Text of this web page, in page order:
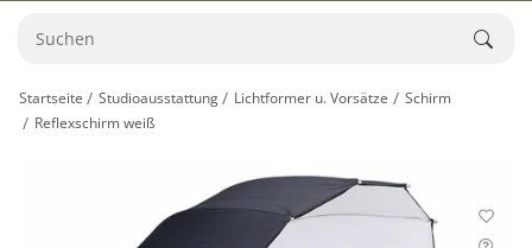
Startseite Studioausstattung Lichtformer u. Vorsätze
Schirm
Reflexschirm weiß